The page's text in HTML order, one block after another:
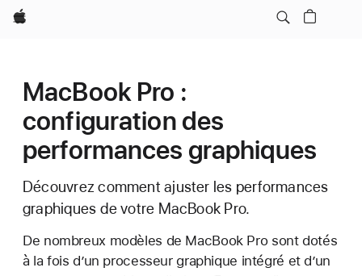
Apple
MacBook Pro :
configuration des
performances graphiques
Découvrez comment ajuster les performances
graphiques de votre MacBook Pro.
De nombreux modèles de MacBook Pro sont dotés
à la fois d’un processeur graphique intégré et d’un